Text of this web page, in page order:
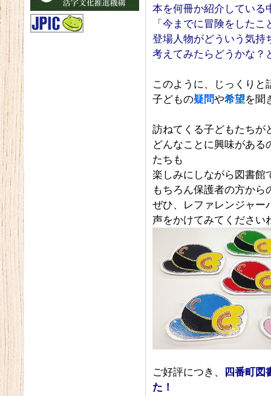
本を何冊か紹介している
「今までに冒険をした
登場人物がどういう気持
考えてみたらどうかな
このように、じっくりと
子どもの疑問や希望を聞
訪ねてくる子どもたちが
どんなことに興味がある
たちも
楽しみにしながら図書館
もちろん保護者の方から
ぜひ、レファレンジャー
声をかけてみてください
ご好評につき、
四番町図
た！